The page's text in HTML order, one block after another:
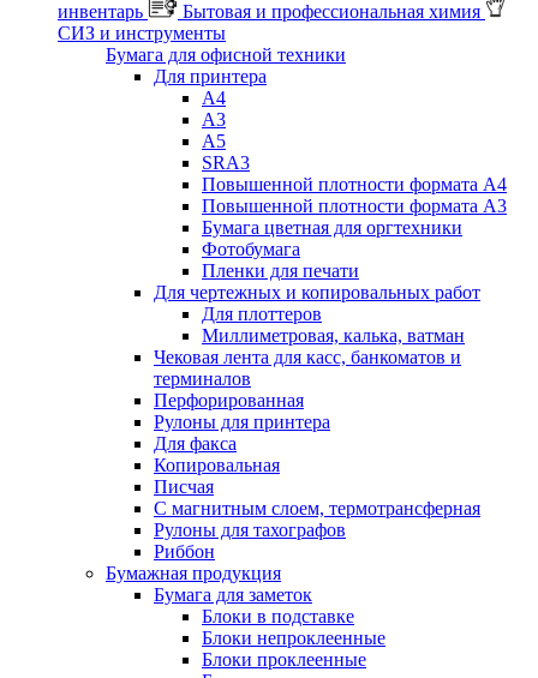
инвентарь
Бытовая и профессиональная химия
СИЗ и инструменты
Бумага для офисной техники
Для принтера
А4
А3
А5
SRA3
Повышенной плотности формата А4
Повышенной плотности формата А3
Бумага цветная для оргтехники
Фотобумага
Пленки для печати
Для чертежных и копировальных работ
Для плоттеров
Миллиметровая, калька, ватман
Чековая лента для касс, банкоматов и
терминалов
Перфорированная
Рулоны для принтера
Для факса
Копировальная
Писчая
С магнитным слоем, термотрансферная
Рулоны для тахографов
Риббон
Бумажная продукция
Бумага для заметок
Блоки в подставке
Блоки непроклеенные
Блоки проклеенные